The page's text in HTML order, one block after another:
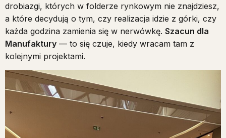
drobiazgi, których w folderze rynkowym nie znajdziesz,
a które decydują o tym, czy realizacja idzie z górki, czy
każda godzina zamienia się w nerwówkę. Szacun dla
Manufaktury — to się czuje, kiedy wracam tam z
kolejnymi projektami.